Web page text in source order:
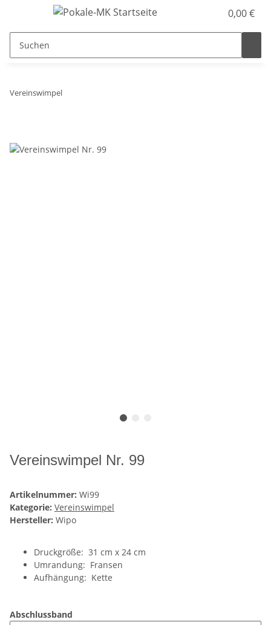
0,00 €
Vereinswimpel
Vereinswimpel Nr. 99
Artikelnummer: Wi99
Kategorie: Vereinswimpel
Hersteller: Wipo
Druckgröße: 31 cm x 24 cm
Umrandung: Fransen
Aufhängung: Kette
Abschlussband